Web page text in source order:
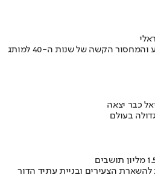
איך אסם הפכה את תקופת הצנע והמחסור הקשה של שנות ה-40 למותג
כבר יצאה
בעולם
להשארת הצעירים ובניית עתיד הדור